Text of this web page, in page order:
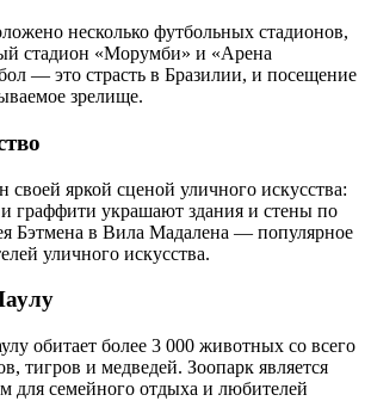
несколько футбольных стадионов,
стадион «Морумби» и «Арена
— это страсть в Бразилии, и посещение
зрелище.
своей яркой сценой уличного искусства:
граффити украшают здания и стены по
Бэтмена в Вила Мадалена — популярное
уличного искусства.
обитает более 3 000 животных со всего
тигров и медведей. Зоопарк является
для семейного отдыха и любителей